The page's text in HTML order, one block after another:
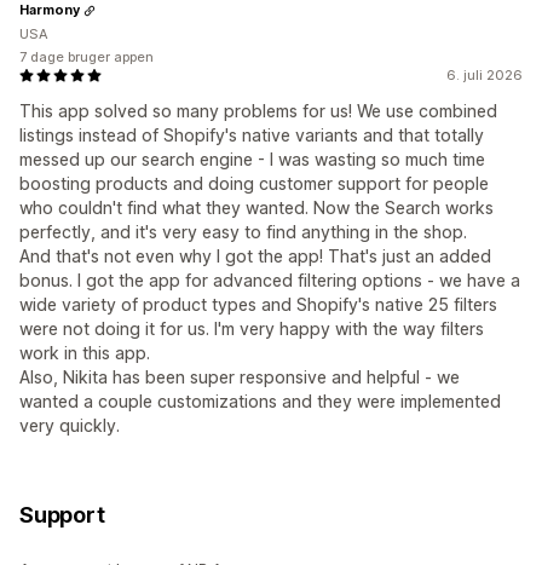
6. juli 2026
This app solved so many problems for us! We use combined
listings instead of Shopify's native variants and that totally
messed up our search engine - I was wasting so much time
boosting products and doing customer support for people
who couldn't find what they wanted. Now the Search works
perfectly, and it's very easy to find anything in the shop.
And that's not even why I got the app! That's just an added
bonus. I got the app for advanced filtering options - we have a
wide variety of product types and Shopify's native 25 filters
were not doing it for us. I'm very happy with the way filters
work in this app.
Also, Nikita has been super responsive and helpful - we
wanted a couple customizations and they were implemented
very quickly.
Harmony
USA
7 dage bruger appen
Support